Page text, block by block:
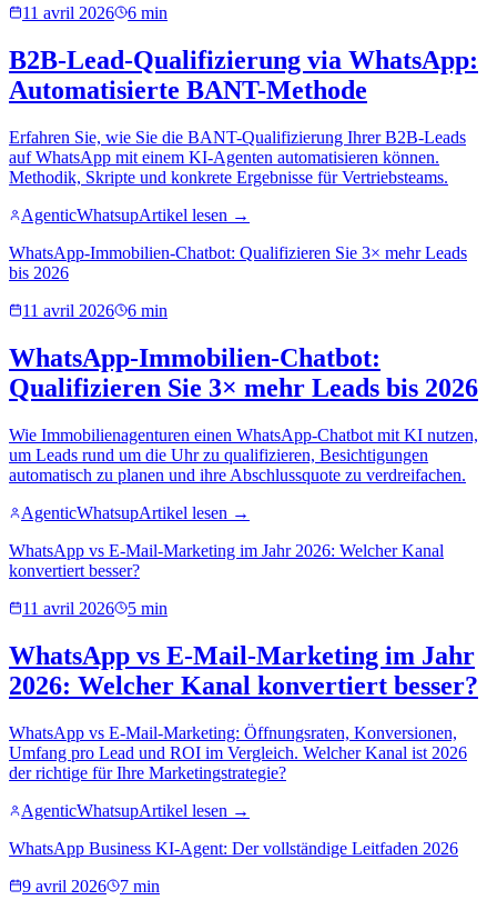
11 avril 2026
6 min
B2B-Lead-Qualifizierung via WhatsApp:
Automatisierte BANT-Methode
Erfahren Sie, wie Sie die BANT-Qualifizierung Ihrer B2B-Leads
auf WhatsApp mit einem KI-Agenten automatisieren können.
Methodik, Skripte und konkrete Ergebnisse für Vertriebsteams.
AgenticWhatsupArtikel lesen →
WhatsApp-Immobilien-Chatbot: Qualifizieren Sie 3× mehr Leads
bis 2026
11 avril 2026
6 min
WhatsApp-Immobilien-Chatbot:
Qualifizieren Sie 3× mehr Leads bis 2026
Wie Immobilienagenturen einen WhatsApp-Chatbot mit KI nutzen,
um Leads rund um die Uhr zu qualifizieren, Besichtigungen
automatisch zu planen und ihre Abschlussquote zu verdreifachen.
AgenticWhatsupArtikel lesen →
WhatsApp vs E-Mail-Marketing im Jahr 2026: Welcher Kanal
konvertiert besser?
11 avril 2026
5 min
WhatsApp vs E-Mail-Marketing im Jahr
2026: Welcher Kanal konvertiert besser?
WhatsApp vs E-Mail-Marketing: Öffnungsraten, Konversionen,
Umfang pro Lead und ROI im Vergleich. Welcher Kanal ist 2026
der richtige für Ihre Marketingstrategie?
AgenticWhatsupArtikel lesen →
WhatsApp Business KI-Agent: Der vollständige Leitfaden 2026
9 avril 2026
7 min